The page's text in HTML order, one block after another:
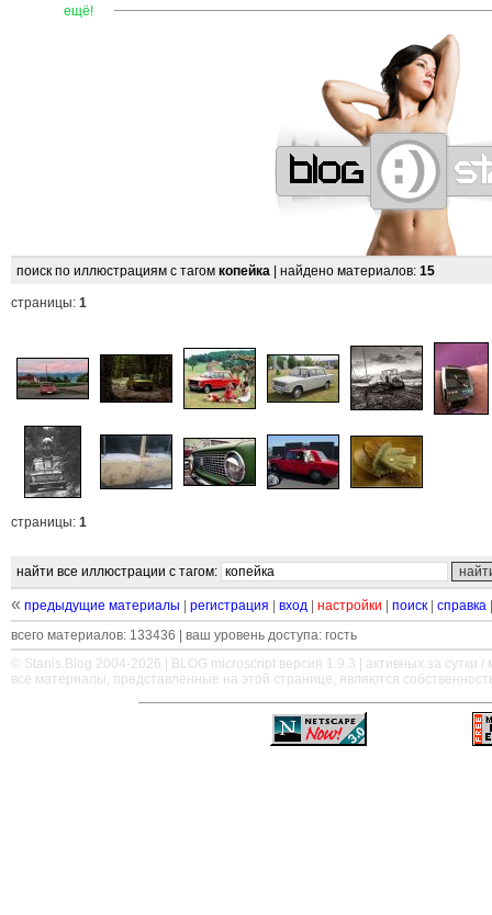
ещё! —————————————————————
поиск по иллюстрациям с тагом копейка | найдено материалов: 15
страницы: 1
страницы: 1
найти все иллюстрации с тагом:
« предыдущие материалы регистрация вход настройки поиск справка
всего материалов: 133436 | ваш уровень доступа: гость
© Stanis.Blog 2004-2026 |
BLOG.microscript версия 1.9.3 | активных за сутки /
все материалы, представленные на этой странице, являются
————————————————————